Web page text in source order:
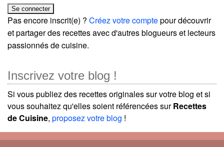
Pas encore inscrit(e) ? Créez votre comptepour découvrir
et partager des recettes avec d'autres blogueurs et lecteurs
passionnés de cuisine.
Inscrivez votre blog !
Si vous publiez des recettes originales sur votre blog et si
vous souhaitez qu'elles soient référencées surRecettes
de Cuisine, proposez votre blog !